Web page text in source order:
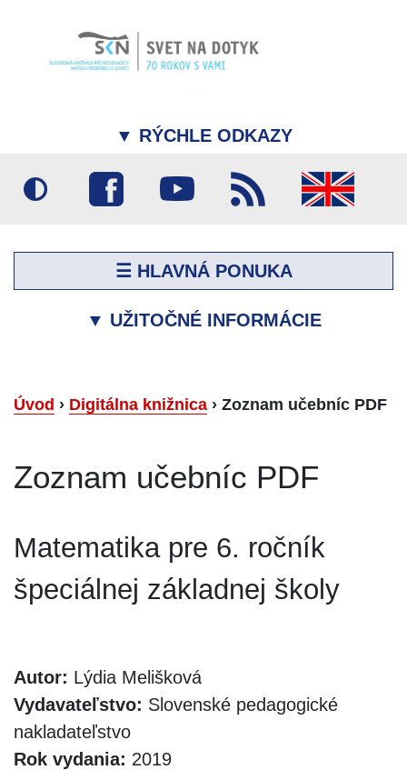
▼ RÝCHLE ODKAZY
☰ HLAVNÁ PONUKA
▼ UŽITOČNÉ INFORMÁCIE
Úvod › Digitálna knižnica › Zoznam učebníc PDF
Zoznam učebníc PDF
Matematika pre 6. ročník
špeciálnej základnej školy
Autor: Lýdia Melišková
Vydavateľstvo: Slovenské pedagogické
nakladateľstvo
Rok vydania: 2019